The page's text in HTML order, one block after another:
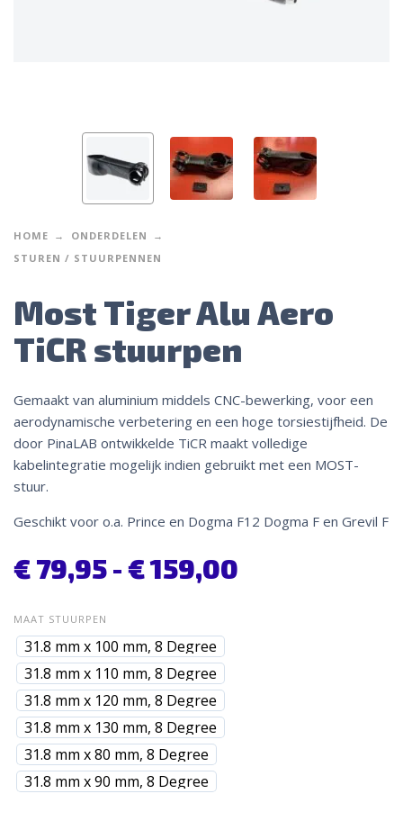
HOME
ONDERDELEN
STUREN / STUURPENNEN
Most Tiger Alu Aero
TiCR stuurpen
Gemaakt van aluminium middels CNC-bewerking, voor een
aerodynamische verbetering en een hoge torsiestijfheid. De
door PinaLAB ontwikkelde TiCR maakt volledige
kabelintegratie mogelijk indien gebruikt met een MOST-
stuur.
Geschikt voor o.a. Prince en Dogma F12 Dogma F en Grevil F
€79,95-€159,00
MAAT STUURPEN
31.8 mm x 100 mm, 8 Degree
31.8 mm x 110 mm, 8 Degree
31.8 mm x 120 mm, 8 Degree
31.8 mm x 130 mm, 8 Degree
31.8 mm x 80 mm, 8 Degree
31.8 mm x 90 mm, 8 Degree